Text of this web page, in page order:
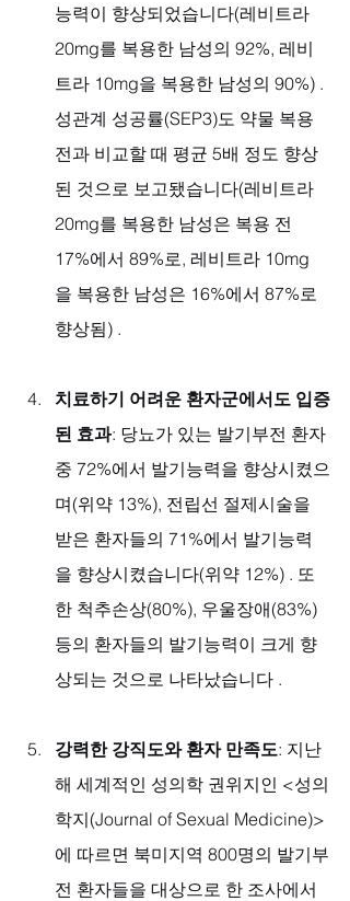
능력이 향상되었습니다(레비트라
20mg를 복용한 남성의 92%, 레비
트라 10mg을 복용한 남성의 90%) .
성관계 성공률(SEP3)도 약물 복용
전과 비교할 때 평균 5배 정도 향상
된 것으로 보고됐습니다(레비트라
20mg를 복용한 남성은 복용 전
17%에서 89%로, 레비트라 10mg
을 복용한 남성은 16%에서 87%로
향상됨) .
치료하기 어려운 환자군에서도 입증
된 효과: 당뇨가 있는 발기부전 환자
중 72%에서 발기능력을 향상시켰으
며(위약 13%), 전립선 절제시술을
받은 환자들의 71%에서 발기능력
을 향상시켰습니다(위약 12%) . 또
한 척추손상(80%), 우울장애(83%)
등의 환자들의 발기능력이 크게 향
상되는 것으로 나타났습니다 .
강력한 강직도와 환자 만족도: 지난
해 세계적인 성의학 권위지인 <성의
학지(Journal of Sexual Medicine)>
에 따르면 북미지역 800명의 발기부
전 환자들을 대상으로 한 조사에서